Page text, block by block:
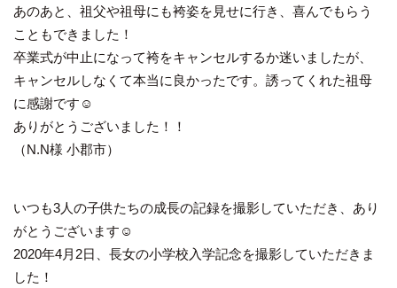
あのあと、祖父や祖母にも袴姿を見せに行き、喜んでもらう
こともできました！
卒業式が中止になって袴をキャンセルするか迷いましたが、
キャンセルしなくて本当に良かったです。誘ってくれた祖母
に感謝です☺️
ありがとうございました！！
（N.N様 小郡市）
いつも3人の子供たちの成長の記録を撮影していただき、あり
がとうございます☺︎
2020年4月2日、長女の小学校入学記念を撮影していただきま
した！